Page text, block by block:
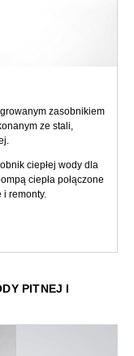
zasobnikiem
ze stali,
ciepłej wody dla
ciepła połączone
remonty.
PITNEJ I